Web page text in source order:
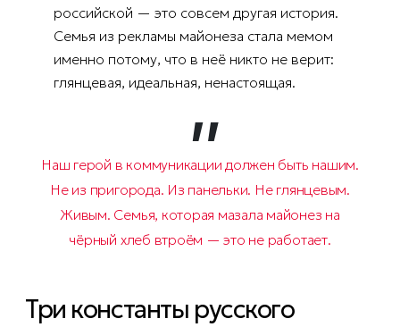
российской — это совсем другая история.
Семья из рекламы майонеза стала мемом
именно потому, что в неё никто не верит:
глянцевая, идеальная, ненастоящая.
Наш герой в коммуникации должен быть нашим.
Не из пригорода. Из панельки. Не глянцевым.
Живым. Семья, которая мазала майонез на
чёрный хлеб втроём — это не работает.
Три константы русского